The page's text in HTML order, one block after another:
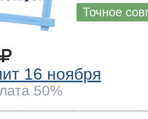
Точное
16 ноября
50%